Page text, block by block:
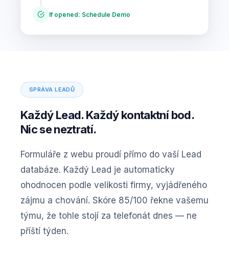
If opened: Schedule Demo
SPRÁVA LEADŮ
Každý Lead. Každý kontaktní bod.
Nic se neztratí.
Formuláře z webu proudí přímo do vaší Lead
databáze. Každý Lead je automaticky
ohodnocen podle velikosti firmy, vyjádřeného
zájmu a chování. Skóre 85/100 řekne vašemu
týmu, že tohle stojí za telefonát dnes — ne
příští týden.